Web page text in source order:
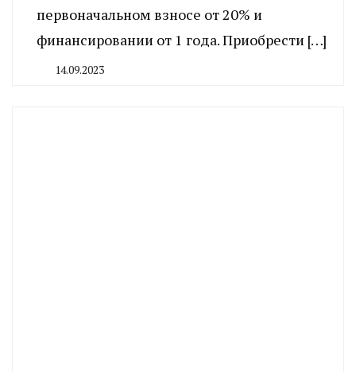
первоначальном взносе от 20% и
финансировании от 1 года. Приобрести […]
14.09.2023